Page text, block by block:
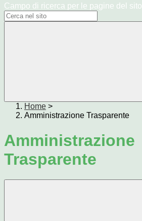
Campo di ricerca per le pagine del sito
Home >
Amministrazione Trasparente
Amministrazione
Trasparente